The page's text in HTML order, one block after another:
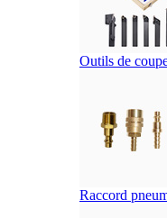
Outils de
Raccord